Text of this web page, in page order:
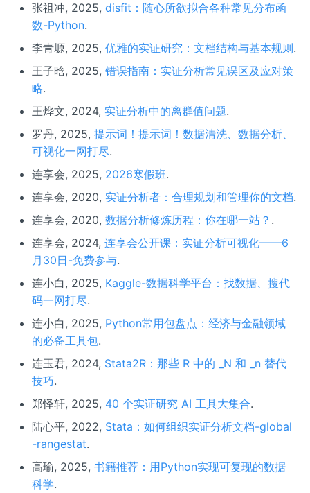
张祖冲, 2025, disfit：随心所欲拟合各种常见分布函
数-Python.
李青塬, 2025, 优雅的实证研究：文档结构与基本规则.
王子晗, 2025, 错误指南：实证分析常见误区及应对策
略.
王烨文, 2024, 实证分析中的离群值问题.
罗丹, 2025, 提示词！提示词！数据清洗、数据分析、
可视化一网打尽.
连享会, 2025, 2026寒假班.
连享会, 2020, 实证分析者：合理规划和管理你的文档.
连享会, 2020, 数据分析修炼历程：你在哪一站？ .
连享会, 2024, 连享会公开课：实证分析可视化——6
月30日-免费参与.
连小白, 2025, Kaggle-数据科学平台：找数据、搜代
码一网打尽.
连小白, 2025, Python常用包盘点：经济与金融领域
的必备工具包.
连玉君, 2024, Stata2R：那些 R 中的 _N 和 _n 替代
技巧.
郑怿轩, 2025, 40 个实证研究 AI 工具大集合.
陆心平, 2022, Stata：如何组织实证分析文档-global
-rangestat.
高瑜, 2025, 书籍推荐：用Python实现可复现的数据
科学.